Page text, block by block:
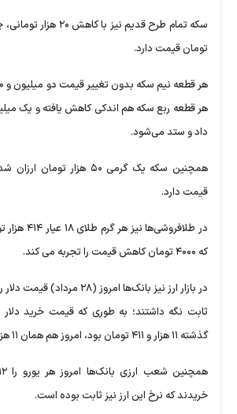
تومان قیمت دارد.
داد و ستد می‌شود.
قیمت دارد.
در
که ۴۰۰۰ تومان کاهش قیمت را تجربه می کند.
در بازار ارز نیز بانک‌ها امروز
ثابت نگه داشتند؛ به طوری که قیمت خرید دلار
گذشته ۱۱ هزار و ۴۱۱ تومان بود، امروز هم همان ۱۱ هزار و ۴۱۱ است.
خریدند که نرخ این ارز نیز ثابت بوده است.